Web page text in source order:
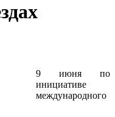
9 июня по
инициативе
международного